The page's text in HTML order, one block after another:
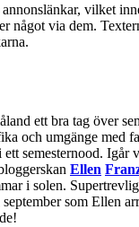
vilket
något via dem.
ett bra tag över
och umgänge med
semesternood. Igår
Ellen
i solen.
som Ellen